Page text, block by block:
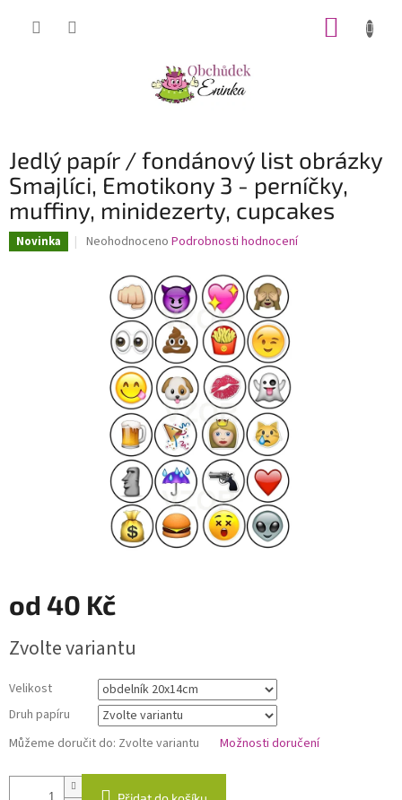
Jedlý papír / fondánový list obrázky
Smajlíci, Emotikony 3 - perníčky,
muffiny, minidezerty, cupcakes
Novinka
Průměrné
produktu
hvězdiček.
Neohodnoceno Podrobnosti hodnocení
od 40 Kč
cena:
Zvolte variantu
Velikost
Druh papíru
Můžeme doručit do: Zvolte variantu Možnosti doručení